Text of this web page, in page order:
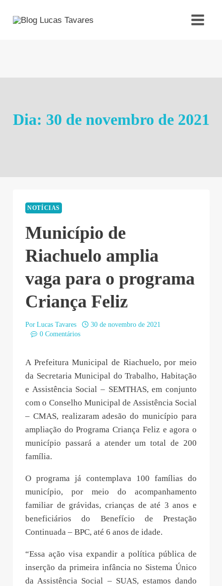
para
Dia: 30 de novembro de 2021
NOTÍCIAS
Município de
Riachuelo amplia
vaga para o programa
Criança Feliz
Por Lucas Tavares
30 de novembro de 2021
0 Comentários
A Prefeitura Municipal de Riachuelo, por meio
da Secretaria Municipal do Trabalho, Habitação
e Assistência Social – SEMTHAS, em conjunto
com o Conselho Municipal de Assistência Social
– CMAS, realizaram adesão do município para
ampliação do Programa Criança Feliz e agora o
município passará a atender um total de 200
família.
O programa já contemplava 100 famílias do
município, por meio do acompanhamento
familiar de grávidas, crianças de até 3 anos e
beneficiários do Benefício de Prestação
Continuada – BPC, até 6 anos de idade.
“Essa ação visa expandir a política pública de
inserção da primeira infância no Sistema Único
da Assistência Social – SUAS, estamos dando